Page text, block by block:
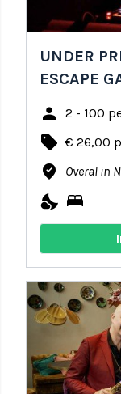
UNDER
ESCAPE
person 2 - 100
local_offer € 26,00
where_to_vote Overal in
nights_stay bed